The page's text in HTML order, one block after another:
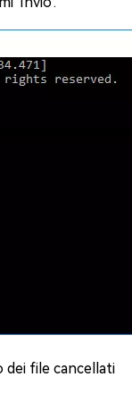
dei file cancellati